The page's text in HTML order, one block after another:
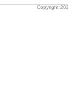
Copyright